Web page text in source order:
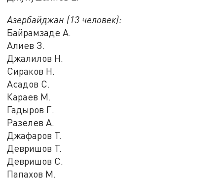
Азербайджан (13 человек):
Байрамзаде А.
Алиев З.
Джалилов Н.
Сираков Н.
Асадов С.
Караев М.
Гадыров Г.
Разелев А.
Джафаров Т.
Девришов Т.
Девришов С.
Папахов М.